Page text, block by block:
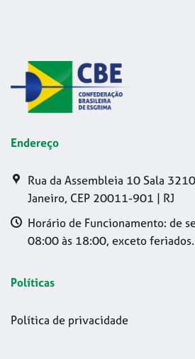
Endereço
Rua da Assembleia 10 Sala
Janeiro, CEP 20011-901 | RJ
Horário de Funcionamento: de
08:00 às 18:00, exceto feriados.
Políticas
Política de privacidade